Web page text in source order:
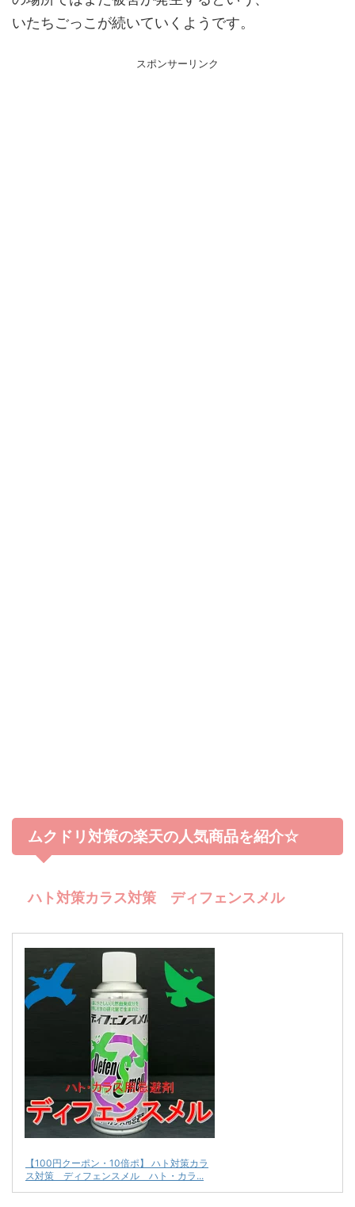
いたちごっこが続いていくようです。
スポンサーリンク
ムクドリ対策の楽天の人気商品を紹介☆
ハト対策カラス対策 ディフェンスメル
【100円クーポン・10倍ポ】 ハト対策カラ
ス対策 ディフェンスメル ハト・カラ...